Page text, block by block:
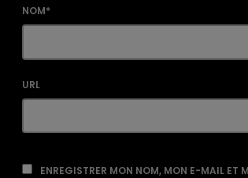
NOM*
URL
ENREGISTRER MON NOM, MON E-MAIL ET